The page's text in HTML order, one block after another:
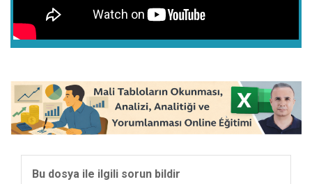
Bu dosya ile ilgili sorun bildir